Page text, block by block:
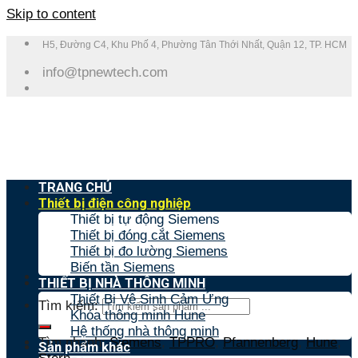
Skip to content
H5, Đường C4, Khu Phố 4, Phường Tân Thới Nhất, Quận 12, TP. HCM
info@tpnewtech.com
Tìm kiếm:
Tìm nhanh:Siemens,TPPRO,Pfannenberg,Hune,
TRANG CHỦ
Thiết bị điện công nghiệp
Thiết bị tự động Siemens
Thiết bị đóng cắt Siemens
Thiết bị đo lường Siemens
Biến tần Siemens
THIẾT BỊ NHÀ THÔNG MINH
Thiết Bị Vệ Sinh Cảm Ứng
Khóa thông minh Hune
Hệ thống nhà thông minh
Sản phẩm khác